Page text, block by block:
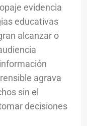
evidencia
educativas
alcanzar o
agrava
sin el
decisiones